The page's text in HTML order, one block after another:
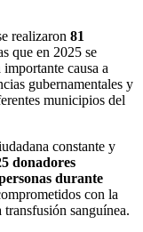
realizaron 81
que en 2025 se
importante causa a
gubernamentales y
municipios del
constante y
donadores
durante
con la
sanguínea.